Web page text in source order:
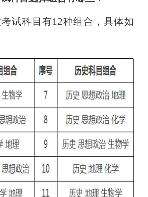
试科目有12种组合，具体如